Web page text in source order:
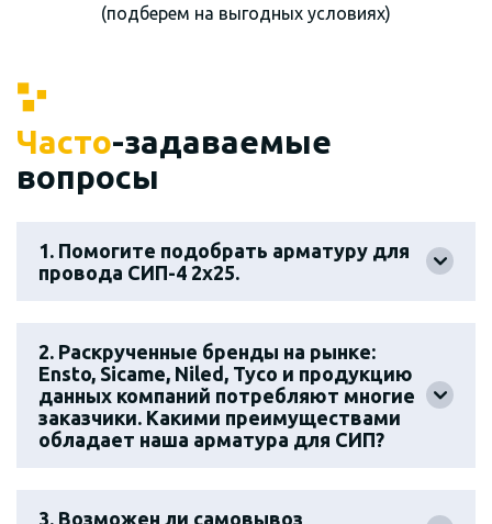
(подберем на выгодных условиях)
Часто-задаваемые
вопросы
1. Помогите подобрать арматуру для
провода СИП-4 2х25.
2. Раскрученные бренды на рынке:
Ensto, Sicame, Niled, Tyco и продукцию
данных компаний потребляют многие
заказчики. Какими преимуществами
обладает наша арматура для СИП?
3. Возможен ли самовывоз